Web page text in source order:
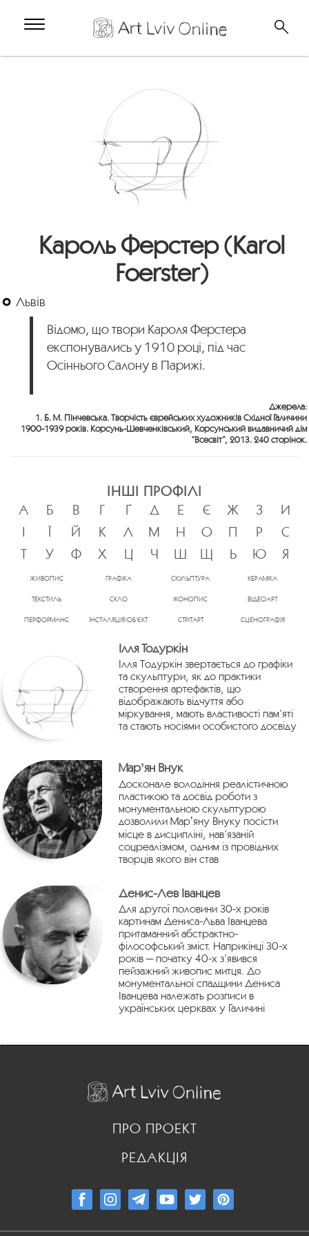
Кароль Ферстер (Karol
Foerster)
Львів
Відомо, що твори Кароля Ферстера
експонувались у 1910 році, під час
Осіннього Салону в Парижі.
Джерела:
1. Б. М. Пінчевська. Творчість єврейських художників Східної Галичини
1900-1939 років. Корсунь-Шевченківський, Корсунський видавничий дім
“Всесвіт”, 2013. 240 сторінок.
ІНШІ ПРОФІЛІ
А
Б В Г Ґ Д Е Є Ж З
И
І
Ї Й К Л М Н О П Р
С
Т
У Ф Х Ц Ч Ш Щ Ь Ю Я
ЖИВОПИС ГРАФІКА СКУЛЬПТУРА КЕРАМІКА
ТЕКСТИЛЬ СКЛО ІКОНОПИС ВІДЕОАРТ
ПЕРФОРМАНС ІНСТАЛЯЦІЯ/ОБ’ЄКТ СТРІТАРТ СЦЕНОГРАФІЯ
Ілля Тодуркін
Ілля Тодуркін звертається до графіки
та скульптури, як до практики
створення артефактів, що
відображають відчуття або
міркування, мають властивості пам’яті
та стають носіями особистого досвіду
Марʼян Внук
Досконале володіння реалістичною
пластикою та досвід роботи з
монументальною скульптурою
дозволили Марʼяну Внуку посісти
місце в дисципліні, нав’язаній
соцреалізмом, одним із провідних
творців якого він став
Денис-Лев Іванцев
Для другої половини 30-х років
картинам Дениса-Льва Іванцева
притаманний абстрактно-
філософський зміст. Наприкінці 30-х
років — початку 40-х з’явився
пейзажний живопис митця. До
монументальної спадщини Дениса
Іванцева належать розписи в
українських церквах у Галичині
ПРО ПРОЕКТ
РЕДАКЦІЯ